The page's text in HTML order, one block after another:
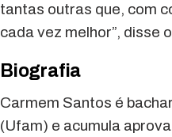
tantas outras que, com
cada vez melhor”, disse
Biografia
Carmem Santos é
(Ufam) e acumula